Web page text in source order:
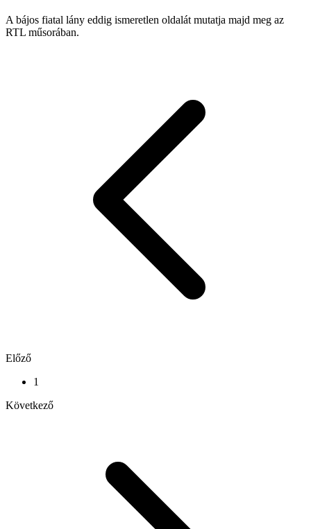
A bájos fiatal lány eddig ismeretlen oldalát mutatja majd meg az
RTL műsorában.
Előző
1
Következő